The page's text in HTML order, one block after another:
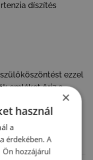
díszítés
ezzel
emléket őriz a
×
használ
a
érdekében. A
hozzájárul